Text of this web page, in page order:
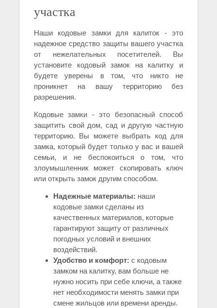
участка
Наши кодовые замки для калиток - это
надежное средство защиты вашего участка
от нежелательных посетителей. Вы
установите кодовый замок на калитку и
будете уверены в том, что никто не
проникнет на вашу территорию без
разрешения.
Кодовые замки - это безопасный способ
защитить свой дом, сад и другую частную
территорию. Вы можете выбрать код для
замка, который будет только у вас и вашей
семьи, и не беспокоиться о том, что
злоумышленник может скопировать ключ
или открыть замок другим способом.
Надежные материалы: наши
кодовые замки сделаны из
качественных материалов, которые
гарантируют защиту от различных
погодных условий и внешних
воздействий.
Удобство и комфорт: с кодовым
замком на калитку, вам больше не
нужно носить при себе ключи, а также
нет необходимости менять замки при
смене жильцов или времени аренды.